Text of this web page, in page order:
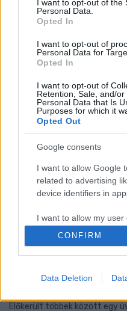
I want to opt-out of the
Personal Data.
Opted In
I want to opt-out of
Personal Data for
Opted In
I want to opt-out of
Retention, Sale, and/
Personal Data that Is
Purposes for which it
Opted Out
Google consents
I want to allow Google
related to advertising
device identifiers in
I want to allow my
Google for online
I want to allow Google
related to analytics
CONFIRM
Data Deletion
A hatféle szőlőből készült
társaság bor, ideális lesz a
BETEGSÉGEKNEK
SZŐLŐÜLTETVÉNYT
BALATON-FELVIDÉKEN
2022. március. 28. 19:30
Az új szőlők a gombákkal
MÁR KÉT POHÁR
AJÁNLOTT
2022. február. 16. 18:30
Kalóriában ez megegyezik
VENDÉGEK HÍJÁN
NAP NYITVA KŐSZEG
PANORÁMÁJÁVAL
2022. február. 14. 18:27
A Szőlőtermelők és
millió forintot költött el az
TÖRTÉNELMI
CSALÁD
Előkerült többek között egy